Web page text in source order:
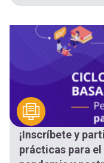
¡Inscríbete y
prácticas para